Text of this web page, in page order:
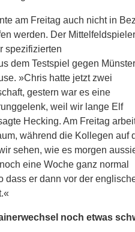
am Freitag auch nicht in
werden. Der Mittelfeldspieler
spezifizierten
dem Testspiel gegen Münster
»Chris hatte jetzt zwei
gestern war es eine
weil wir lange Elf
Hecking. Am Freitag
während die Kollegen auf
sehen, wie es morgen
eine Woche ganz normal
dass er dann vor der
noch etwas